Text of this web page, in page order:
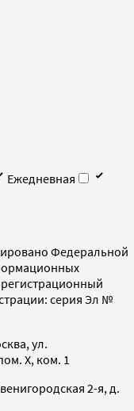
Ежедневная
Федеральной
серия Эл №
ул.
X, ком. 1
2-я, д.